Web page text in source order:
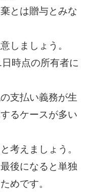
とは贈与とみな
しましょう。
時点の所有者に
支払い義務が生
るケースが多い
考えましょう。
後になると単独
めです。